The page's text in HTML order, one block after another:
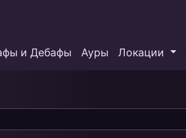
и Дебафы Ауры Локации